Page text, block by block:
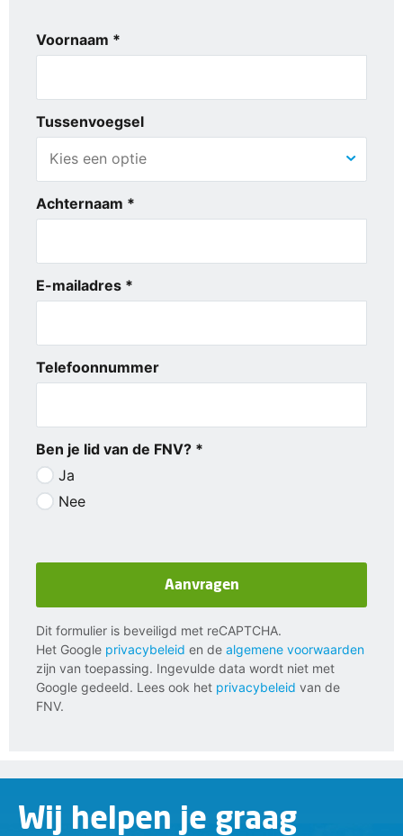
Voornaam *
Tussenvoegsel
Achternaam *
E-mailadres *
Telefoonnummer
Ben je lid van de FNV? *
Ja
Nee
Dit formulier is beveiligd met reCAPTCHA.
Het Google privacybeleid en de algemene voorwaarden
zijn van toepassing. Ingevulde data wordt niet met
Google gedeeld. Lees ook het privacybeleid van de
FNV.
Aanvragen
Wij helpen je graag